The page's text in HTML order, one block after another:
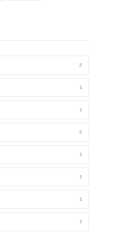
2
1
1
2
1
1
1
1